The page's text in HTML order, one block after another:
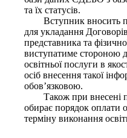
та їх статусів.
Вступник вносить
для укладання
представника та
виступатиме стороною
освітньої послуги в
осіб внесення такої
обов’язковою.
Також при внесені
обирає порядок оплати
терміну виконання